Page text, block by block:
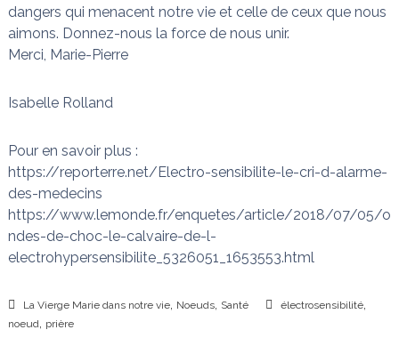
dangers qui menacent notre vie et celle de ceux que nous
aimons. Donnez-nous la force de nous unir.
Merci, Marie-Pierre
Isabelle Rolland
Pour en savoir plus :
https://reporterre.net/Electro-sensibilite-le-cri-d-alarme-
des-medecins
https://www.lemonde.fr/enquetes/article/2018/07/05/o
ndes-de-choc-le-calvaire-de-l-
electrohypersensibilite_5326051_1653553.html
La Vierge Marie dans notre vie, Noeuds, Santé électrosensibilité,
noeud prière